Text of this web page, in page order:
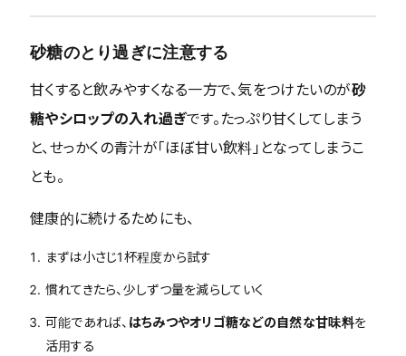
砂糖のとり過ぎに注意する
甘くすると飲みやすくなる一方で、気をつけたいのが砂
糖やシロップの入れ過ぎです。たっぷり甘くしてしまう
と、せっかくの青汁が「ほぼ甘い飲料」となってしまうこ
とも。
健康的に続けるためにも、
まずは小さじ1杯程度から試す
慣れてきたら、少しずつ量を減らしていく
可能であれば、 はちみつやオリゴ糖などの自然な甘味料を
活用する